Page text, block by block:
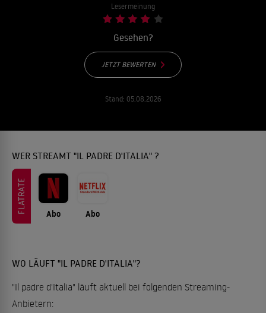
Lesermeinung
Gesehen?
JETZT BEWERTEN
Stand: 05.08.2026
WER STREAMT "IL PADRE D'ITALIA" ?
FLATRATE Abo Abo
WO LÄUFT "IL PADRE D'ITALIA"?
"Il padre d'Italia" läuft aktuell bei folgenden Streaming-
Anbietern: